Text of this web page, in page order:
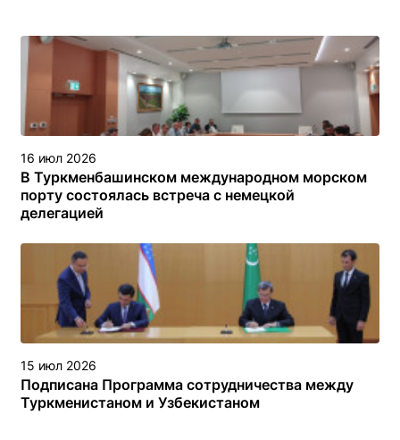
16 июл 2026
В Туркменбашинском международном морском
порту состоялась встреча с немецкой
делегацией
15 июл 2026
Подписана Программа сотрудничества между
Туркменистаном и Узбекистаном